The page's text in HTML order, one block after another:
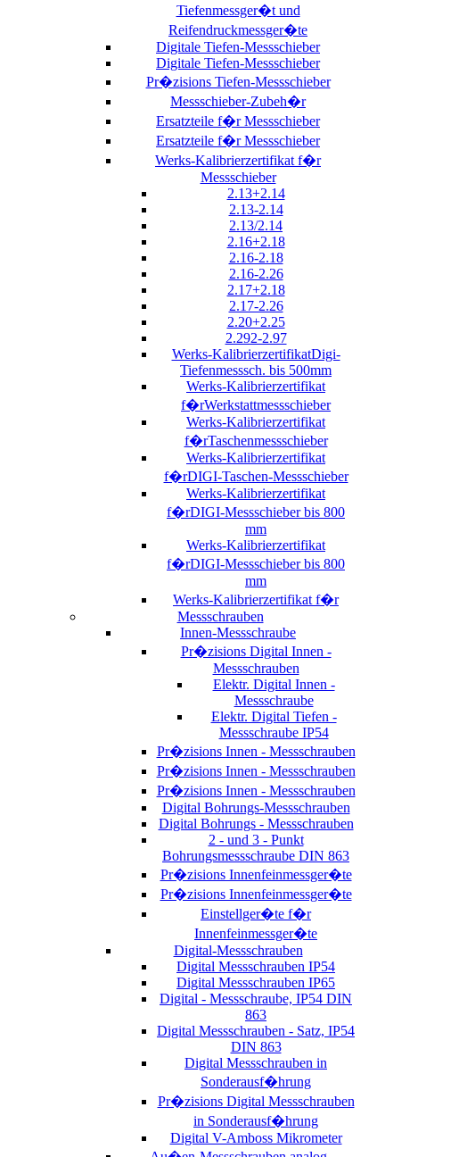
Tiefenmessger�t und
Reifendruckmessger�te
Digitale Tiefen-Messschieber
Digitale Tiefen-Messschieber
Pr�zisions Tiefen-Messschieber
Messschieber-Zubeh�r
Ersatzteile f�r Messschieber
Ersatzteile f�r Messschieber
Werks-Kalibrierzertifikat f�r
Messschieber
2.13+2.14
2.13-2.14
2.13/2.14
2.16+2.18
2.16-2.18
2.16-2.26
2.17+2.18
2.17-2.26
2.20+2.25
2.292-2.97
Werks-KalibrierzertifikatDigi-
Tiefenmesssch. bis 500mm
Werks-Kalibrierzertifikat
f�rWerkstattmessschieber
Werks-Kalibrierzertifikat
f�rTaschenmessschieber
Werks-Kalibrierzertifikat
f�rDIGI-Taschen-Messschieber
Werks-Kalibrierzertifikat
f�rDIGI-Messschieber bis 800
mm
Werks-Kalibrierzertifikat
f�rDIGI-Messschieber bis 800
mm
Werks-Kalibrierzertifikat f�r
Messschrauben
Innen-Messschraube
Pr�zisions Digital Innen -
Messschrauben
Elektr. Digital Innen -
Messschraube
Elektr. Digital Tiefen -
Messschraube IP54
Pr�zisions Innen - Messschrauben
Pr�zisions Innen - Messschrauben
Pr�zisions Innen - Messschrauben
Digital Bohrungs-Messschrauben
Digital Bohrungs - Messschrauben
2 - und 3 - Punkt
Bohrungsmessschraube DIN 863
Pr�zisions Innenfeinmessger�te
Pr�zisions Innenfeinmessger�te
Einstellger�te f�r
Innenfeinmessger�te
Digital-Messschrauben
Digital Messschrauben IP54
Digital Messschrauben IP65
Digital - Messschraube, IP54 DIN
863
Digital Messschrauben - Satz, IP54
DIN 863
Digital Messschrauben in
Sonderausf�hrung
Pr�zisions Digital Messschrauben
in Sonderausf�hrung
Digital V-Amboss Mikrometer